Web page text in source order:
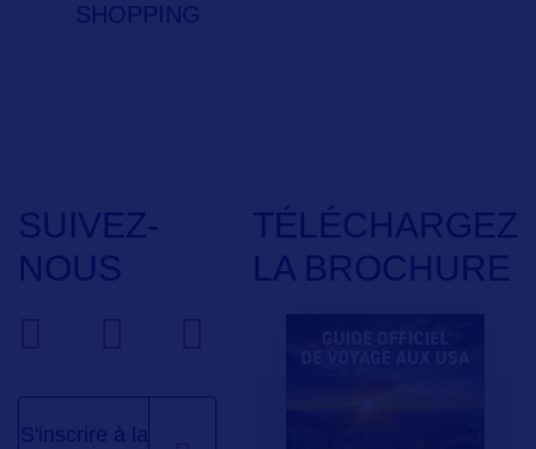
SHOPPING
SUIVEZ-
NOUS
S'inscrire à la
TÉLÉCHARGEZ
LA BROCHURE